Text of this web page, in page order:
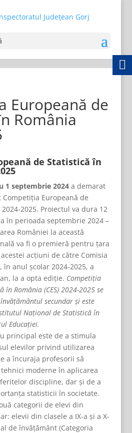
Europeană de
România
de Statistică în
2024a demarat
Europeană de
2025. Proiectul va dura 12
în perioada septembrie 2024 –
României la această
va fi o premieră pentru țara
acțiuni de către Comisia
în anul școlar 2024-2025, a
la a opta ediție. Competiția
în România (CES) 2024-2025 se
secundar și este
Național de Statistică în
Educației.
principal este de a stimula
elevilor privind utilizarea
a încuraja profesorii să
moderne în aplicarea
discipline, dar și de a
statisticii în societate.
categorii de elevi din
elevii din clasele a IX-a și a X-
de învățământ (Categoria